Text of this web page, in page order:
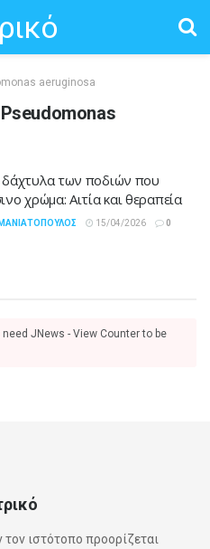
aeruginosa
των ποδιών που
χρώμα: Αιτία και θεραπεία
15/04/2026 0
JNews - View Counter to be
ιστότοπο προορίζεται